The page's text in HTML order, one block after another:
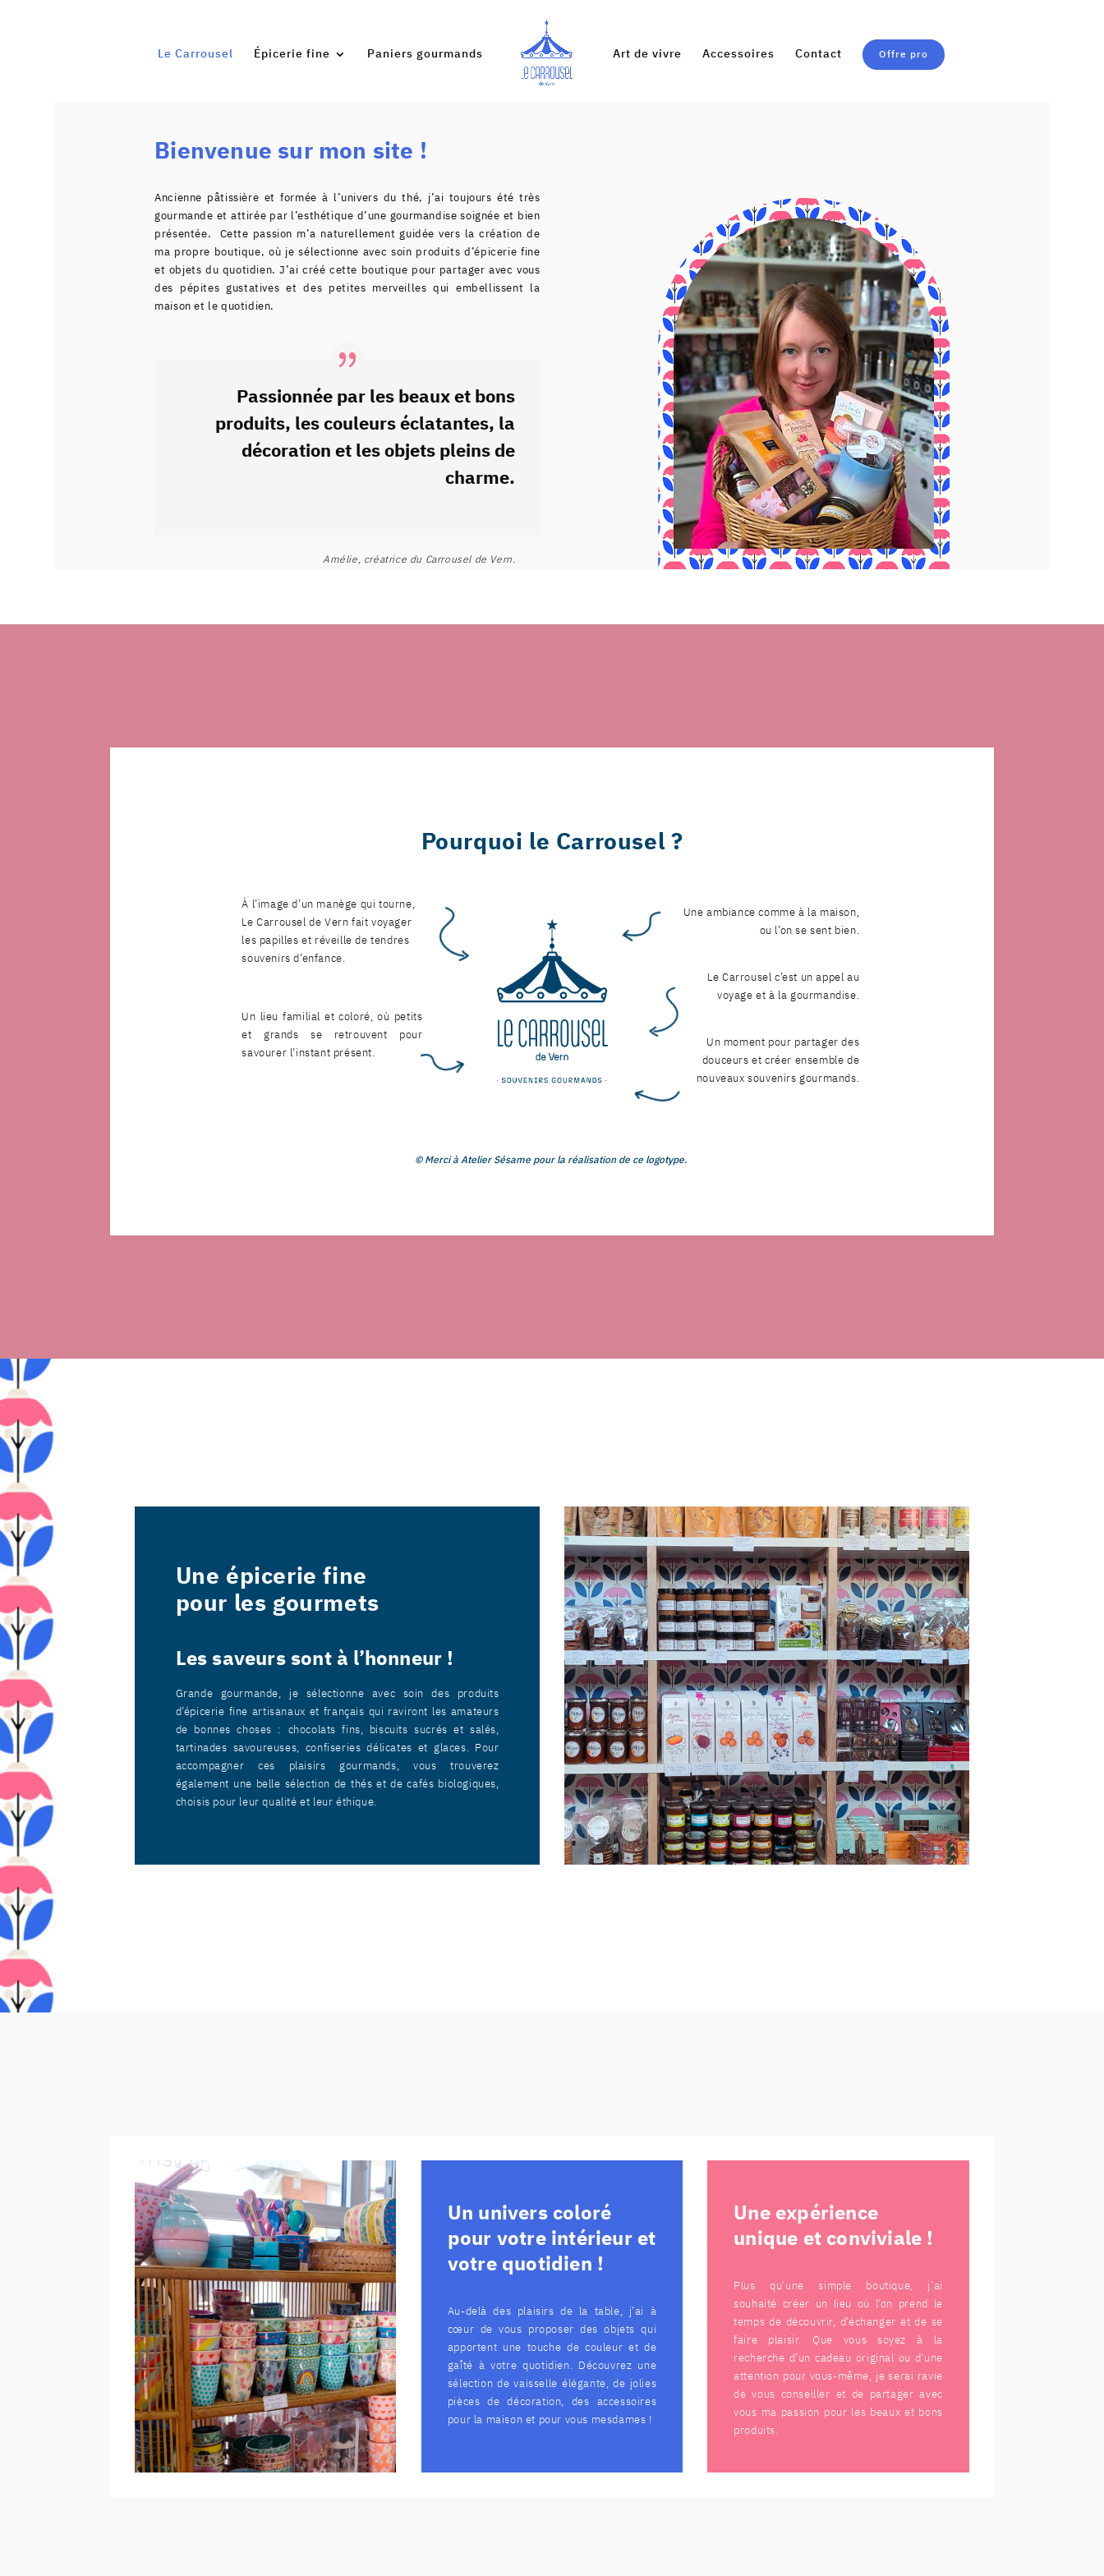
Le Carrousel Épicerie fine Paniers gourmands Art de vivre Accessoires Contact Offre pro
Bienvenue sur mon site !
Ancienne pâtissière et formée à l’univers du thé, j’ai toujours été très
gourmande et attirée par l’esthétique d’une gourmandise soignée et bien
présentée. Cette passion m’a naturellement guidée vers la création de
ma propre boutique, où je sélectionne avec soin produits d’épicerie fine
et objets du quotidien.J’ai créé cette boutique pour partager avec vous
des pépites gustatives et des petites merveilles qui embellissent la
maison et le quotidien.
Passionnée par les beaux et bons
produits, les couleurs éclatantes, la
décoration et les objets pleins de
charme.
Amélie, créatrice du Carrousel de Vern.
À l’image d’un manège qui tourne,
Le Carrousel de Vern fait voyager
les papilles et réveille de tendres
souvenirs d’enfance.
Un lieu familial et coloré, où petits
et grands se retrouvent pour
savourer l’instant présent.
Pourquoi le Carrousel ?
© Merci à Atelier Sésame pour la réalisation de ce logotype.
Une ambiance comme à la maison,
ou l’on se sent bien.
Le Carrousel c’est un appel au
voyage et à la gourmandise.
⁠⁠Un moment pour partager des
douceurs et créer ensemble de
nouveaux souvenirs gourmands.
Une épicerie fine
pour les gourmets
Les saveurs sont à l’honneur !
Grande gourmande, je sélectionne avec soin des produits
d’épicerie fine artisanaux et français qui raviront les amateurs
de bonnes choses : chocolats fins, biscuits sucrés et salés,
tartinades savoureuses, confiseries délicates et glaces. Pour
accompagner ces plaisirs gourmands, vous trouverez
également une belle sélection de thés et de cafés biologiques,
choisis pour leur qualité et leur éthique.
Un univers coloré
pour votre intérieur et
votre quotidien !
Au-delà des plaisirs de la table, j’ai à
cœur de vous proposer des objets qui
apportent une touche de couleur et de
gaîté à votre quotidien. Découvrez une
sélection de vaisselle élégante, de jolies
pièces de décoration, des accessoires
pour la maison et pour vous mesdames !
Une expérience
unique et conviviale !
Plus qu’une simple boutique, j’ai
souhaité créer un lieu où l’on prend le
temps de découvrir, d’échanger et de se
faire plaisir. Que vous soyez à la
recherche d’un cadeau original ou d’une
attention pour vous-même, je serai ravie
de vous conseiller et de partager avec
vous ma passion pour les beaux et bons
produits.